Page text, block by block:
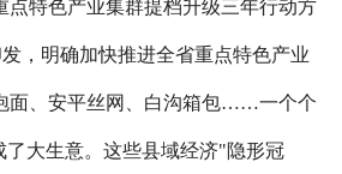
特色产业集群提档升级三年行动方
，明确加快推进全省重点特色产业
面、安平丝网、白沟箱包……一个个
大生意。这些县域经济"隐形冠